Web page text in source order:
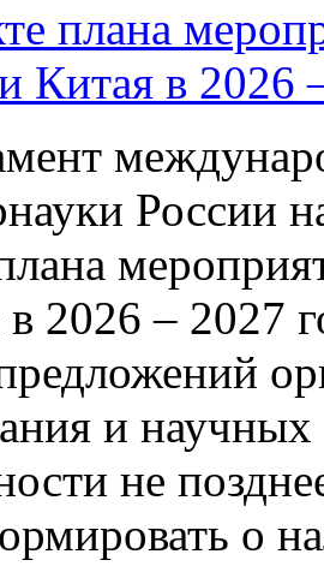
плана
Китая в 2026
России
2026 – 2027
и
не
о